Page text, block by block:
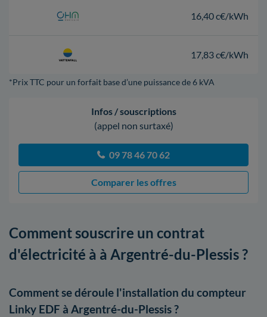
16,40 c€/kWh
17,83 c€/kWh
*Prix TTC pour un forfait base d’une puissance de 6 kVA
Infos / souscriptions
(appel non surtaxé)
09 78 46 70 62
Comparer les offres
Comment souscrire un contrat
d'électricité à à Argentré-du-Plessis ?
Comment se déroule l'installation du compteur
Linky EDF à Argentré-du-Plessis ?